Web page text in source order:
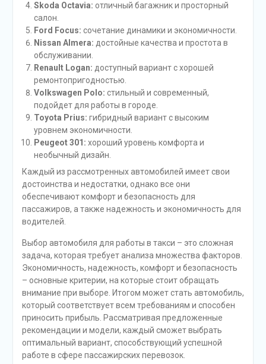
Skoda Octavia: отличный багажник и просторный
салон.
Ford Focus: сочетание динамики и экономичности.
Nissan Almera: достойные качества и простота в
обслуживании.
Renault Logan: доступный вариант с хорошей
ремонтопригодностью.
Volkswagen Polo: стильный и современный,
подойдет для работы в городе.
Toyota Prius: гибридный вариант с высоким
уровнем экономичности.
Peugeot 301: хороший уровень комфорта и
необычный дизайн.
Каждый из рассмотренных автомобилей имеет свои
достоинства и недостатки, однако все они
обеспечивают комфорт и безопасность для
пассажиров, а также надежность и экономичность для
водителей.
Выбор автомобиля для работы в такси – это сложная
задача, которая требует анализа множества факторов.
Экономичность, надежность, комфорт и безопасность
– основные критерии, на которые стоит обращать
внимание при выборе. Итогом может стать автомобиль,
который соответствует всем требованиям и способен
приносить прибыль. Рассматривая предложенные
рекомендации и модели, каждый сможет выбрать
оптимальный вариант, способствующий успешной
работе в сфере пассажирских перевозок.